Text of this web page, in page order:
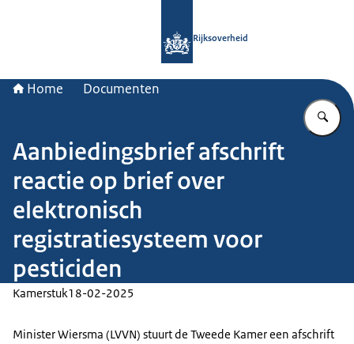
Rijksoverheid
Home Documenten
Aanbiedingsbrief afschrift
reactie op brief over
elektronisch
registratiesysteem voor
pesticiden
Kamerstuk18-02-2025
Minister Wiersma (LVVN) stuurt de Tweede Kamer een afschrift